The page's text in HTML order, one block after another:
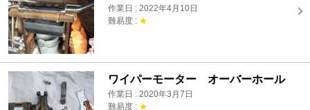
作業日 : 2022年4月10日
難易度 : ★
ワイパーモーター オーバーホール
作業日 : 2020年3月7日
難易度 : ★